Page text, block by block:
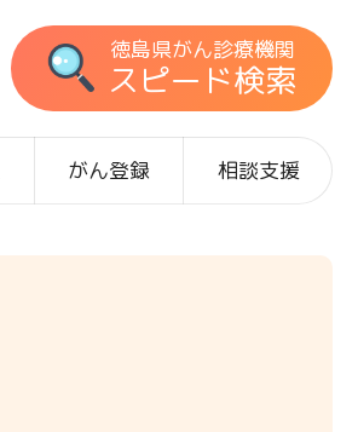
徳島県がん診療機関
スピード検索
がん登録 相談支援